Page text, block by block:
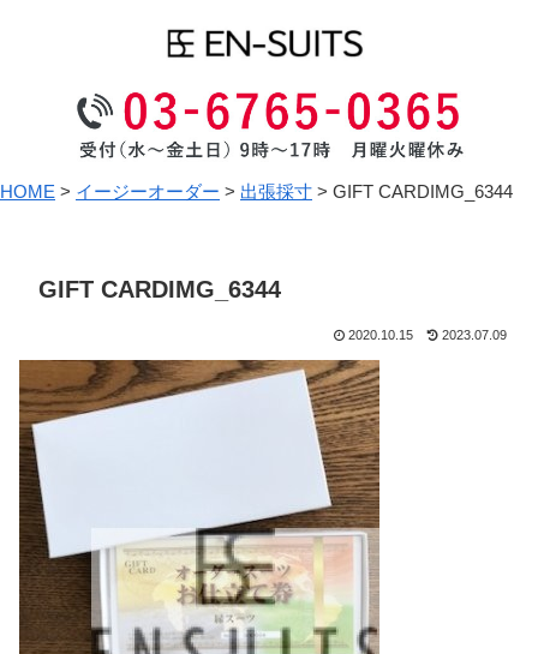
HOME > イージーオーダー > 出張採寸 > GIFT CARDIMG_6344
GIFT CARDIMG_6344
2020.10.15 2023.07.09